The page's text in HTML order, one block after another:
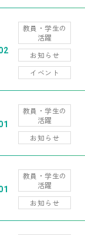
教員・学生の
活躍
お知らせ
イベント
教員・学生の
活躍
お知らせ
教員・学生の
活躍
お知らせ